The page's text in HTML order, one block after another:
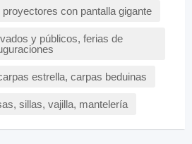
con pantalla gigante
y públicos, ferias de
estrella, carpas beduinas
sillas, vajilla, mantelería